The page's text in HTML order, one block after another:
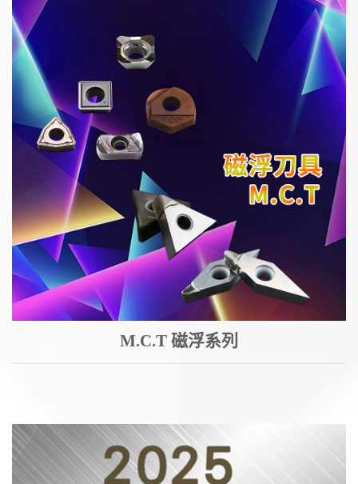
M.C.T 磁浮系列